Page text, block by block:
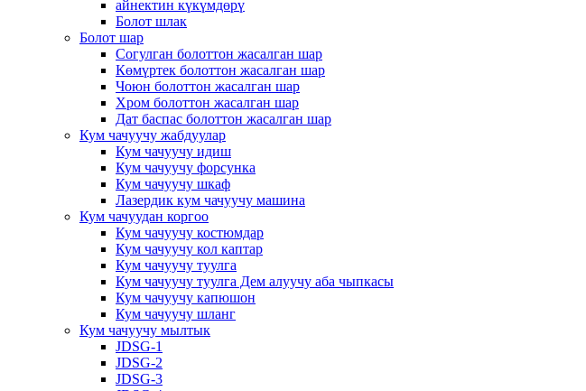
айнектин күкүмдөрү
Болот шлак
Болот шар
Согулган болоттон жасалган шар
Көмүртек болоттон жасалган шар
Чоюн болоттон жасалган шар
Хром болоттон жасалган шар
Дат баспас болоттон жасалган шар
Кум чачуучу жабдуулар
Кум чачуучу идиш
Кум чачуучу форсунка
Кум чачуучу шкаф
Лазердик кум чачуучу машина
Кум чачуудан коргоо
Кум чачуучу костюмдар
Кум чачуучу кол каптар
Кум чачуучу туулга
Кум чачуучу туулга Дем алуучу аба чыпкасы
Кум чачуучу капюшон
Кум чачуучу шланг
Кум чачуучу мылтык
JDSG-1
JDSG-2
JDSG-3